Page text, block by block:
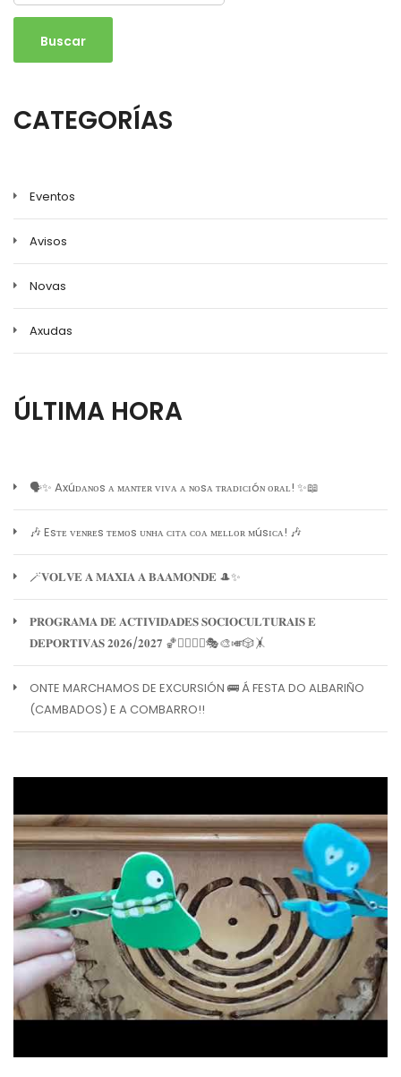
CATEGORÍAS
Eventos
Avisos
Novas
Axudas
ÚLTIMA HORA
🗣️✨ Axúᴅᴀɴᴏs ᴀ ᴍᴀɴᴛᴇʀ ᴠɪᴠᴀ ᴀ ɴᴏsᴀ ᴛʀᴀᴅɪᴄɪóɴ ᴏʀᴀʟ! ✨📖
🎶 Esᴛᴇ ᴠᴇɴʀᴇs ᴛᴇᴍᴏs ᴜɴʜᴀ ᴄɪᴛᴀ ᴄᴏᴀ ᴍᴇʟʟᴏʀ ᴍúsɪᴄᴀ! 🎶
🪄𝐕𝐎𝐋𝐕𝐄 𝐀 𝐌𝐀𝐗𝐈𝐀 𝐀 𝐁𝐀𝐀𝐌𝐎𝐍𝐃𝐄 🎩✨
𝐏𝐑𝐎𝐆𝐑𝐀𝐌𝐀 𝐃𝐄 𝐀𝐂𝐓𝐈𝐕𝐈𝐃𝐀𝐃𝐄𝐒 𝐒𝐎𝐂𝐈𝐎𝐂𝐔𝐋𝐓𝐔𝐑𝐀𝐈𝐒 𝐄
𝐃𝐄𝐏𝐎𝐑𝐓𝐈𝐕𝐀𝐒 𝟐𝟎𝟐𝟔/𝟐𝟎𝟐𝟕 🏀🏊‍♀️🧘‍♀️🎭🎨🎺🎲🤸
ONTE MARCHAMOS DE EXCURSIÓN 🚌 Á FESTA DO ALBARIÑO
(CAMBADOS) E A COMBARRO!!